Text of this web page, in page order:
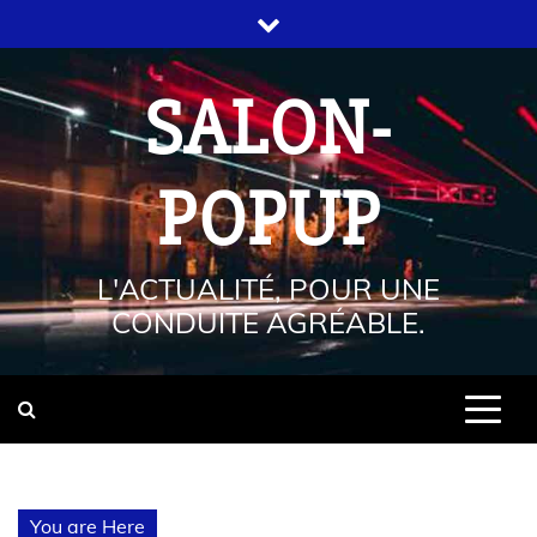
SALON-
POPUP
L'ACTUALITÉ, POUR UNE
CONDUITE AGRÉABLE.
You are Here